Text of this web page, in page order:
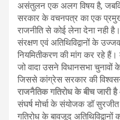
असंतुलन एक अलग विषय है, जबकि
सरकार के वचनपत्र का एक
राजनीति से कोई लेना देना नही
संरक्षण एवं अतिथिविद्वानों के
नियमितीकरण की मांग कर रहे
जो वादा उसने विधानसभा चुनावों
जिससे कांग्रेस सरकार की
राजनैतिक गतिरोध के बीच जारी
संघर्ष मोर्चा के संयोजक डॉ
गतिरोध के बावजूद